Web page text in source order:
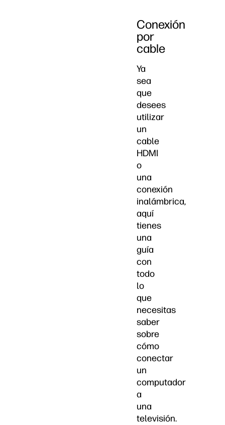
Conexión
por
cable
Ya
sea
que
desees
utilizar
un
cable
HDMI
o
una
conexión
inalámbrica,
aquí
tienes
una
guía
con
todo
lo
que
necesitas
saber
sobre
cómo
conectar
un
computador
a
una
televisión.